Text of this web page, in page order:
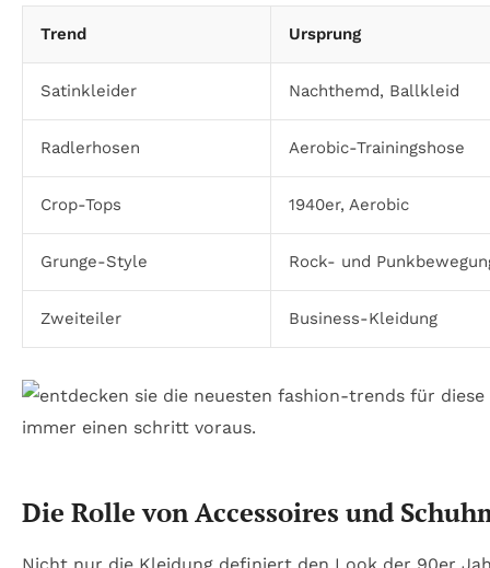
Trend Ursprung
Satinkleider Nachthemd, Ballkleid
Radlerhosen Aerobic-Trainingshose
Crop-Tops 1940er, Aerobic
Grunge-Style Rock- und
Zweiteiler Business-Kleidung
Die Rolle von Accessoires und